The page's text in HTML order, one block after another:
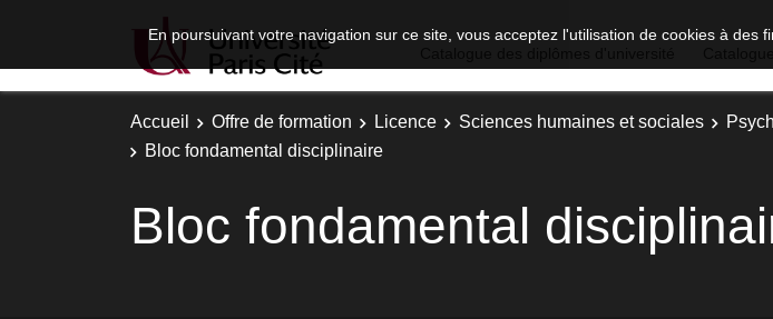
En poursuivant votre navigation sur ce site, vous acceptez l'utilisation de cookies à des
Accueil Offre de formation Licence Sciences humaines et sociales
Bloc fondamental disciplinaire
Bloc fondamental